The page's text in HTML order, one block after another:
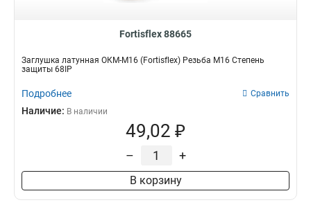
Fortisflex 88665
Заглушка латунная ОКМ-M16 (Fortisflex) Резьба M16 Степень
защиты 68IP
Подробнее Сравнить
Наличие: В наличии
49,02 ₽
– +
В корзину